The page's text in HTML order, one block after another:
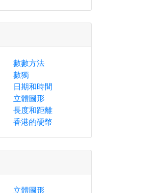
數數方法
數獨
日期和時間
立體圖形
長度和距離
香港的硬幣
立體圖形